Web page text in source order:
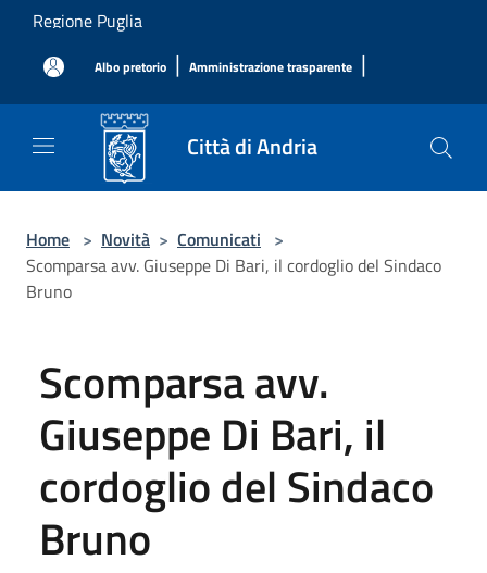
Salta al contenuto principale
Regione Puglia
Albo pretorio | Amministrazione trasparente |
Città di Andria
Home > Novità > Comunicati >
Scomparsa avv. Giuseppe Di Bari, il cordoglio del Sindaco
Bruno
Scomparsa avv.
Giuseppe Di Bari, il
cordoglio del Sindaco
Bruno